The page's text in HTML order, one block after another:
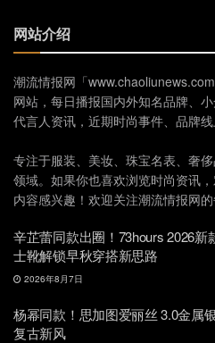
网站介绍
潮流情报网「
网站，每日播报国内外知名品牌、
代言人资讯，近期时尚事件、品牌线
专注于服装、美妆、珠宝名表、奢
领域。如果你也喜欢浏览时尚资讯
内容感兴趣！欢迎关注潮流情报网的
辛芷蕾同款出圈！73hours 2026新
士靴解锁早秋穿搭新思路
2026年8月7日
杨幂同款！思加图爱丽丝 3.0金属
复古新风